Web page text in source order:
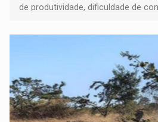
de produtividade, dificuldade de